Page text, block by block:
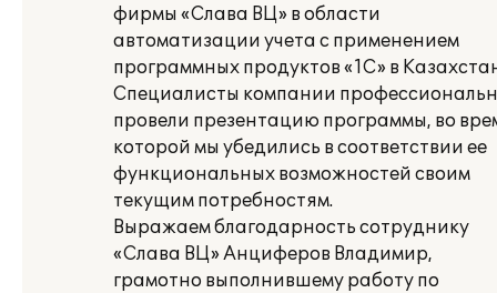
фирмы «Слава ВЦ» в области
автоматизации учета с применением
программных продуктов «1С» в
Специалисты компании
провели презентацию программы, во
которой мы убедились в соответствии ее
функциональных возможностей своим
текущим потребностям.
Выражаем благодарность сотруднику
«Слава ВЦ» Анциферов Владимир,
грамотно выполнившему работу по